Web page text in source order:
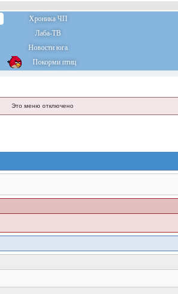
Хроника ЧП
Лаба-ТВ
Новости юга
Покорми птиц
Это меню отключено